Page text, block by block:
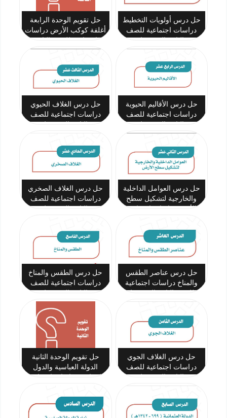
حل درس أولويات التخطيط
دراسات اجتماعية للصف
حل تقويم الوحدة الرابعة
أغلفة كوكب الأرض دراسات
المتوسط
حل درس الأقاليم الحيوية
دراسات اجتماعية للصف
حل درس الغلاف الحيوي
دراسات اجتماعية للصف
حل درس العوامل الداخلية
والخارجية لتشكيل سطح
حل درس الغلاف الصخري
دراسات اجتماعية للصف
حل درس عناصر الطقس
والمناخ دراسات اجتماعية
حل درس الطقس والمناخ
دراسات اجتماعية للصف
حل درس الغلاف الجوي
دراسات اجتماعية للصف
حل تقويم الوحدة الثانية
الدولة العباسية والدول